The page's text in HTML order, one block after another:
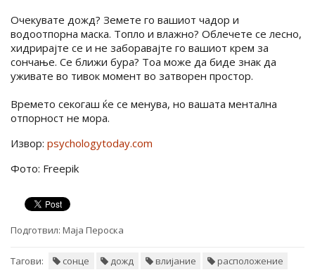
Очекувате дожд? Земете го вашиот чадор и
водоотпорна маска. Топло и влажно? Облечете се лесно,
хидрирајте се и не заборавајте го вашиот крем за
сончање. Се ближи бура? Тоа може да биде знак да
уживате во тивок момент во затворен простор.
Времето секогаш ќе се менува, но вашата ментална
отпорност не мора.
Извор: psychologytoday.com
Фото: Freepik
Подготвил: Маја Пероска
Тагови: сонце дожд влијание
расположение